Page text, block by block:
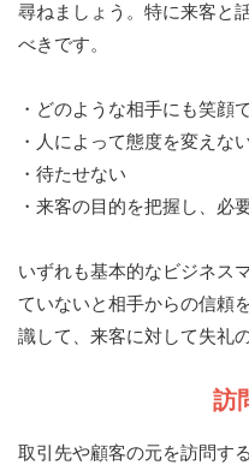
尋ねましょう。特に来客と
べきです。
・どのような相手にも笑顔
・人によって態度を変えな
・待たせない
・来客の目的を把握し、必
いずれも基本的なビジネス
ていないと相手からの信頼
識して、来客に対して失礼
訪
取引先や顧客の元を訪問す